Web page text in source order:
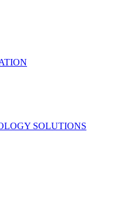
SOLUTIONS